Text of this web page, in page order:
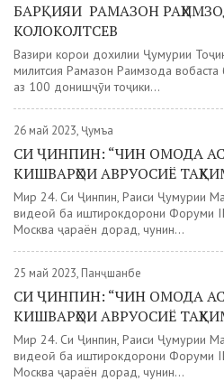
БАРҚИЯИ РАМАЗОН
КОЛОКОЛТСЕВ
Вазири корҳои дохилии Ҷумҳурии
милитсия Рамазон Раҳимзода
аз 100 донишҷӯи тоҷики...
26 май 2023, Ҷумъа
СИ ҶИНПИН: “ЧИН ОМОДА
КИШВАРҲОИ АВРУОСИЁ
Мир 24. Си Ҷинпин, Раиси Ҷумҳурии
видеоӣ ба иштирокдорони Форуми II
Москва ҷараён дорад, чунин...
25 май 2023, Панҷшанбе
СИ ҶИНПИН: “ЧИН ОМОДА
КИШВАРҲОИ АВРУОСИЁ
Мир 24. Си Ҷинпин, Раиси Ҷумҳурии
видеоӣ ба иштирокдорони Форуми II
Москва ҷараён дорад, чунин...